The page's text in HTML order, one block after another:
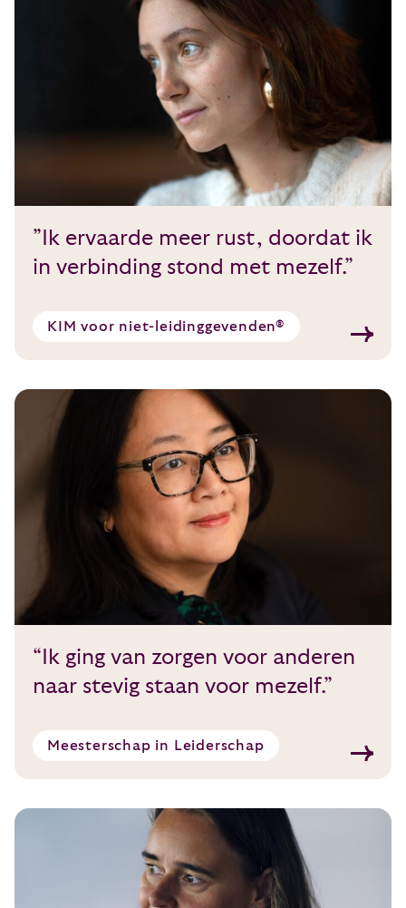
”Ik ervaarde meer rust, doordat ik
in verbinding stond met mezelf.”
KIM voor niet-leidinggevenden®
“Ik ging van zorgen voor anderen
naar stevig staan voor mezelf.”
Meesterschap in Leiderschap